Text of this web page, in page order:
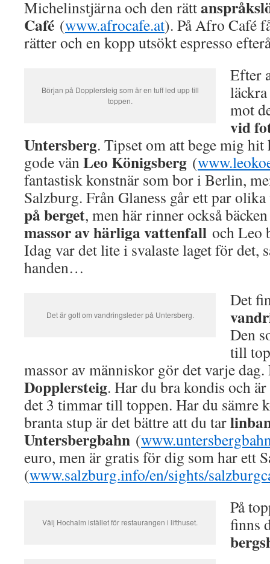
Michelinstjärna och den rätt
Café (www.afrocafe.at). På Afro Café
rätter och en kopp utsökt espresso
Början på Dopplersteig som är en tuff led upp till
toppen.
Efter
mot
vid
Untersberg. Tipset om att bege mig
gode vänLeo Königsberg (
fantastisk konstnär som bor i Berlin,
Salzburg. Från Glaness går ett par olika
på berget, men här rinner också
massor av härliga vattenfall och Leo
Idag var det lite i svalaste laget för det,
handen…
Det är gott om vandringsleder på Untersberg.
Det
Den
till
massor av människor gör det varje
Dopplersteig. Har du bra kondis och
det 3 timmar till toppen. Har du sämre
branta stup är det bättre att du tar
Untersbergbahn (
euro, men är gratis för dig som har ett
(www.salzburg.info/en/sights/
Välj Hochalm istället för restaurangen i lifthuset.
På
finns